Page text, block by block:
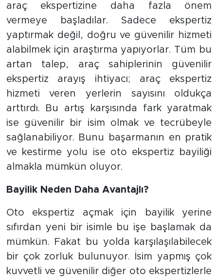
araç ekspertizine daha fazla önem
vermeye başladılar. Sadece ekspertiz
yaptırmak değil, doğru ve güvenilir hizmeti
alabilmek için araştırma yapıyorlar. Tüm bu
artan talep, araç sahiplerinin güvenilir
ekspertiz arayış ihtiyacı; araç ekspertiz
hizmeti veren yerlerin sayısını oldukça
arttırdı. Bu artış karşısında fark yaratmak
ise güvenilir bir isim olmak ve tecrübeyle
sağlanabiliyor. Bunu başarmanın en pratik
ve kestirme yolu ise oto ekspertiz bayiliği
almakla mümkün oluyor.
Bayilik Neden Daha Avantajlı?
Oto ekspertiz açmak için bayilik yerine
sıfırdan yeni bir isimle bu işe başlamak da
mümkün. Fakat bu yolda karşılaşılabilecek
bir çok zorluk bulunuyor. İsim yapmış çok
kuvvetli ve güvenilir diğer oto ekspertizlerle